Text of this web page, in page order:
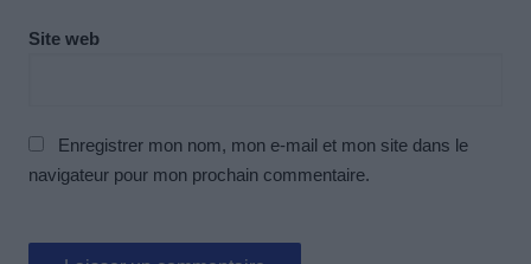
Site web
Enregistrer mon nom, mon e-mail et mon site dans le
navigateur pour mon prochain commentaire.